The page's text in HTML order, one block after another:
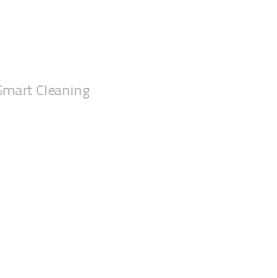
Cleaning